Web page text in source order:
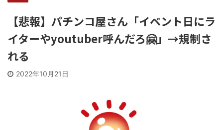
【悲報】パチンコ屋さん「イベント日にラ
イターやyoutuber呼んだろ🤗」→規制さ
れる
2022年10月21日